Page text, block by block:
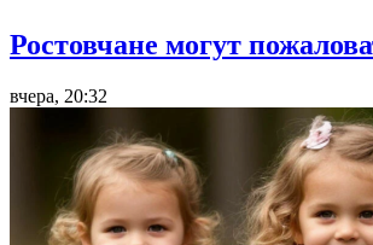
Ростовчане могут
вчера, 20:32